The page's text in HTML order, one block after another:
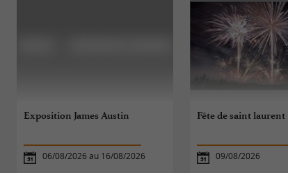
Exposition James Austin
06/08/2026 au 16/08/2026
Fête de saint laurent
09/08/2026